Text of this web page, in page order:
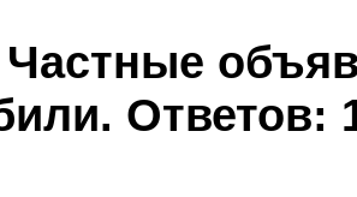
Частные
. Ответов: